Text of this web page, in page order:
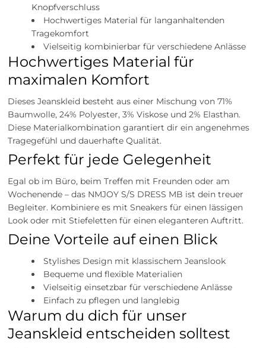
Knopfverschluss
Hochwertiges Material für langanhaltenden
Tragekomfort
Vielseitig kombinierbar für verschiedene Anlässe
Hochwertiges Material für
maximalen Komfort
Dieses Jeanskleid besteht aus einer Mischung von 71%
Baumwolle, 24% Polyester, 3% Viskose und 2% Elasthan.
Diese Materialkombination garantiert dir ein angenehmes
Tragegefühl und dauerhafte Qualität.
Perfekt für jede Gelegenheit
Egal ob im Büro, beim Treffen mit Freunden oder am
Wochenende – das NMJOY S/S DRESS MB ist dein treuer
Begleiter. Kombiniere es mit Sneakers für einen lässigen
Look oder mit Stiefeletten für einen eleganteren Auftritt.
Deine Vorteile auf einen Blick
Stylishes Design mit klassischem Jeanslook
Bequeme und flexible Materialien
Vielseitig einsetzbar für verschiedene Anlässe
Einfach zu pflegen und langlebig
Warum du dich für unser
Jeanskleid entscheiden solltest